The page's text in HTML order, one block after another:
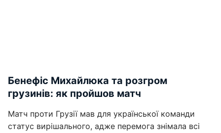
Бенефіс Михайлюка та розгром
грузинів: як пройшов матч
Матч проти Грузії мав для української команди
статус вирішального, адже перемога знімала всі